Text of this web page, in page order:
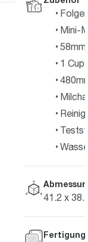
Mini-
1 Cup
41.2 x